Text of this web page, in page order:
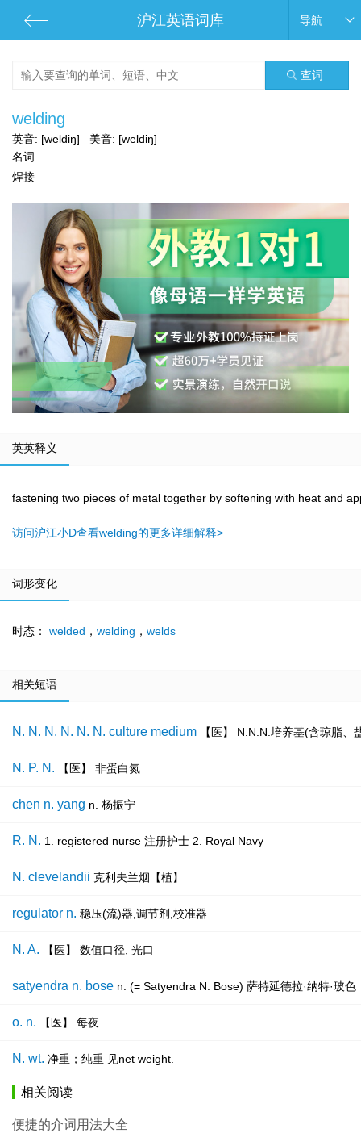
沪江英语词库 导航
查词
welding
英音: [weldiŋ] 美音: [weldiŋ]
名词
焊接
英英释义
fastening two pieces of metal together by softening with heat and
访问沪江小D查看welding的更多详细解释>
词形变化
时态： welded ， welding ， welds
相关短语
N. N. N. N. N. N. culture medium 【医】 N.N.N.培养基(含琼脂
N. P. N. 【医】 非蛋白氮
chen n. yang n. 杨振宁
R. N. 1. registered nurse 注册护士 2. Royal Navy
N. clevelandii 克利夫兰烟【植】
regulator n. 稳压(流)器,调节剂,校准器
N. A. 【医】 数值口径, 光口
satyendra n. bose n. (= Satyendra N. Bose) 萨特延德拉·纳特·玻
o. n. 【医】 每夜
N. wt. 净重；纯重 见net weight.
相关阅读
便捷的介词用法大全